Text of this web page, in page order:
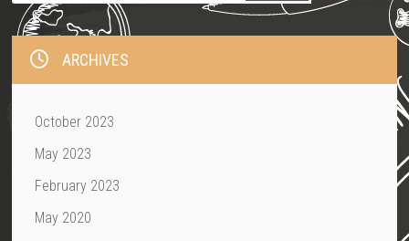
ARCHIVES
October 2023
May 2023
February 2023
May 2020